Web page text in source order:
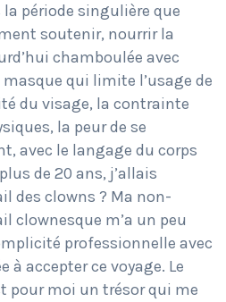
période singulière que
soutenir, nourrir la
chamboulée avec
qui limite l’usage de
du visage, la contrainte
la peur de se
avec le langage du corps
de 20 ans, j’allais
des clowns ? Ma non-
clownesque m’a un peu
professionnelle avec
à accepter ce voyage. Le
pour moi un trésor qui me